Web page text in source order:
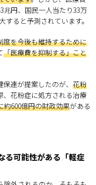
兆円、国民一人当たり33万
すると予測されています。
度を今後も維持するために
「医療費を抑制する」こと
連が提案したのが、 花粉
、花粉症に処方される治療
約600億円の財政効果がある
る可能性がある「軽症